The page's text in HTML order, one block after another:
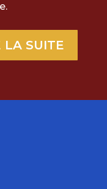
LA SUITE